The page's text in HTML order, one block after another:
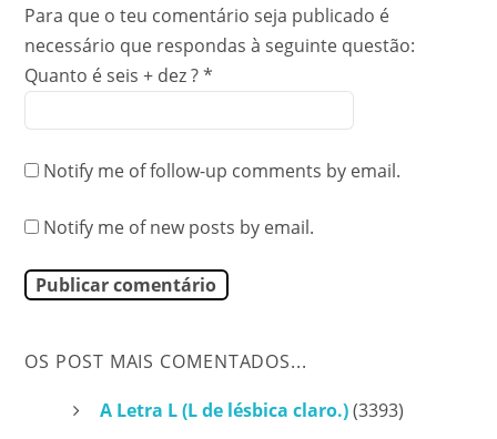
Para que o teu comentário seja publicado é
necessário que respondas à seguinte questão:
Quanto é seis + dez ? *
Notify me of follow-up comments by email.
Notify me of new posts by email.
OS POST MAIS COMENTADOS...
A Letra L (L de lésbica claro.)(3393)